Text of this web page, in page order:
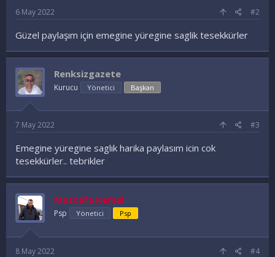
6 May 2022 #2
Güzel paylaşım için emegine yüregine saglik tesekkürler
Renksizgazete
Kurucu Yönetici Başkan
7 May 2022 #3
Emegine yüregine saglık harika paylasım icin cok
tesekkürler.. tebrikler
Mustafa Kemal
Psp Yönetici Psp
8 May 2022 #4